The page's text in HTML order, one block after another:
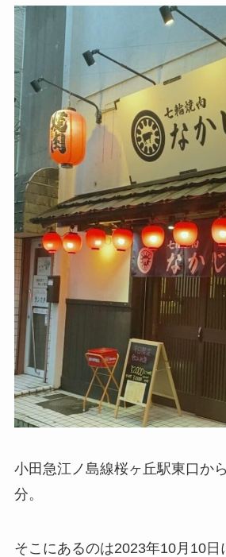
小田急江ノ島線桜ヶ丘駅東口か
分。
そこにあるのは2023年10月10日